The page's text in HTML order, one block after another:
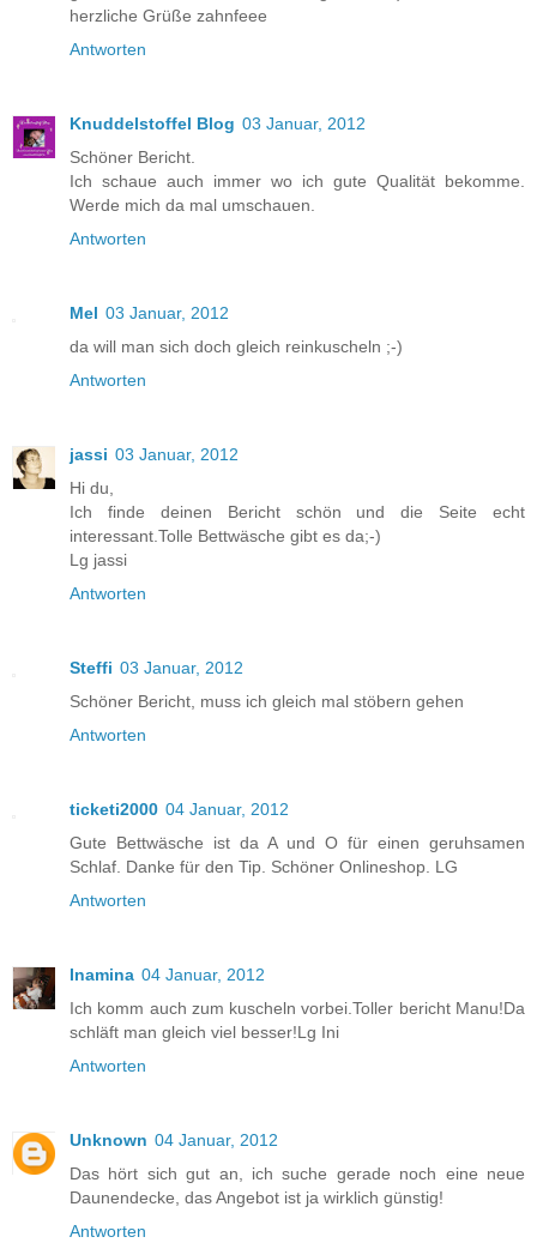
herzliche Grüße zahnfeee
Antworten
Knuddelstoffel Blog 03 Januar, 2012
Schöner Bericht.
Ich schaue auch immer wo ich gute Qualität bekomme.
Werde mich da mal umschauen.
Antworten
Mel 03 Januar, 2012
da will man sich doch gleich reinkuscheln ;-)
Antworten
jassi 03 Januar, 2012
Hi du,
Ich finde deinen Bericht schön und die Seite echt
interessant.Tolle Bettwäsche gibt es da;-)
Lg jassi
Antworten
Steffi 03 Januar, 2012
Schöner Bericht, muss ich gleich mal stöbern gehen
Antworten
ticketi2000 04 Januar, 2012
Gute Bettwäsche ist da A und O für einen geruhsamen
Schlaf. Danke für den Tip. Schöner Onlineshop. LG
Antworten
Inamina 04 Januar, 2012
Ich komm auch zum kuscheln vorbei.Toller bericht Manu!Da
schläft man gleich viel besser!Lg Ini
Antworten
Unknown 04 Januar, 2012
Das hört sich gut an, ich suche gerade noch eine neue
Daunendecke, das Angebot ist ja wirklich günstig!
Antworten